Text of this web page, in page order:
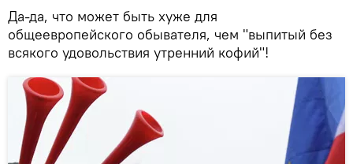
Да-да, что может быть хуже для
общеевропейского обывателя, чем "выпитый без
всякого удовольствия утренний кофий"!